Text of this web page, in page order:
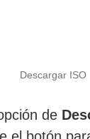
Descargar ISO
de